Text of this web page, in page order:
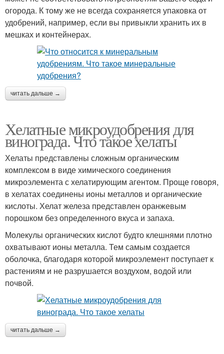
огорода. К тому же не всегда сохраняется упаковка от
удобрений, например, если вы привыкли хранить их в
мешках и контейнерах.
читать дальше →
Хелатные микроудобрения для
винограда. Что такое хелаты
Хелаты представлены сложным органическим
комплексом в виде химического соединения
микроэлемента с хелатирующим агентом. Проще говоря,
в хелатах соединены ионы металлов и органические
кислоты. Хелат железа представлен оранжевым
порошком без определенного вкуса и запаха.
Молекулы органических кислот будто клешнями плотно
охватывают ионы металла. Тем самым создается
оболочка, благодаря которой микроэлемент поступает к
растениям и не разрушается воздухом, водой или
почвой.
читать дальше →